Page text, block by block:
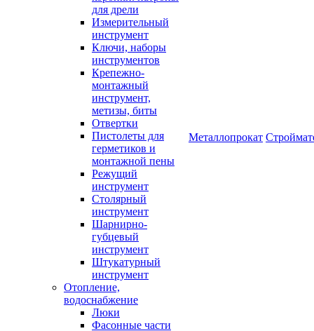
для дрели
Измерительный
инструмент
Ключи, наборы
инструментов
Крепежно-
монтажный
инструмент,
метизы, биты
Отвертки
Пистолеты для
герметиков и
монтажной пены
Режущий
инструмент
Столярный
инструмент
Шарнирно-
губцевый
инструмент
Штукатурный
инструмент
Отопление,
водоснабжение
Люки
Фасонные части
Металлопрокат